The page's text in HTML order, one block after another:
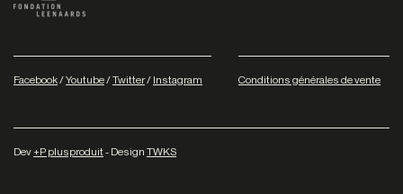
Facebook/Youtube/Twitter/ Instagram Conditions générales de vente
Dev+P plusproduit- Design TWKS